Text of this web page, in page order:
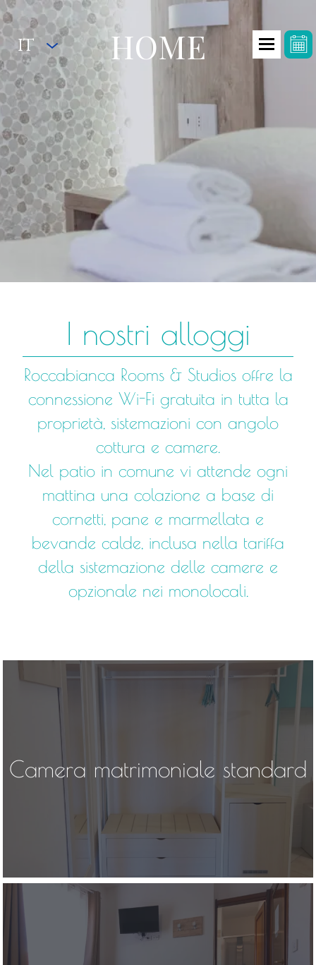
IT HOME
I nostri alloggi
Roccabianca Rooms & Studios offre la
connessione Wi-Fi gratuita in tutta la
proprietà, sistemazioni con angolo
cottura e camere.
Nel patio in comune vi attende ogni
mattina una colazione a base di
cornetti, pane e marmellata e
bevande calde, inclusa nella tariffa
della sistemazione delle camere e
opzionale nei monolocali.
Camera matrimoniale standard